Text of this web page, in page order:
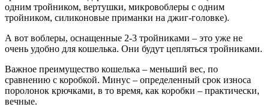
одним тройником, вертушки, микровоблеры с одним
тройником, силиконовые приманки на джиг-головке).
А вот воблеры, оснащенные 2-3 тройниками – это уже не
очень удобно для кошелька. Они будут цепляться тройниками.
Важное преимущество кошелька – меньший вес, по
сравнению с коробкой. Минус – определенный срок износа
поролонок крючками, в то время, как коробки – практически,
вечные.